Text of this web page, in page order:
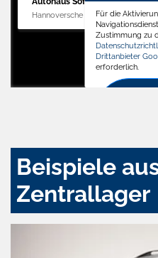
Hannoversche Str. 34, 31688
Für die
Zustimmung zu
Drittanbieter
erforderlich.
Beispiele
Zentrallager